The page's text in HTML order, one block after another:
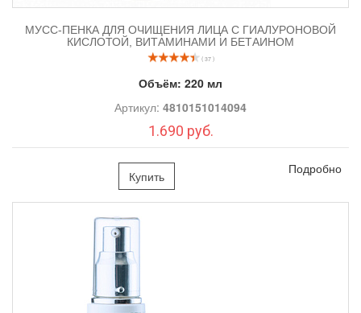
МУСС-ПЕНКА ДЛЯ ОЧИЩЕНИЯ ЛИЦА С ГИАЛУРОНОВОЙ
КИСЛОТОЙ, ВИТАМИНАМИ И БЕТАИНОМ
( 37 )
Объём: 220 мл
Артикул: 4810151014094
1.690 руб.
Купить Подробно